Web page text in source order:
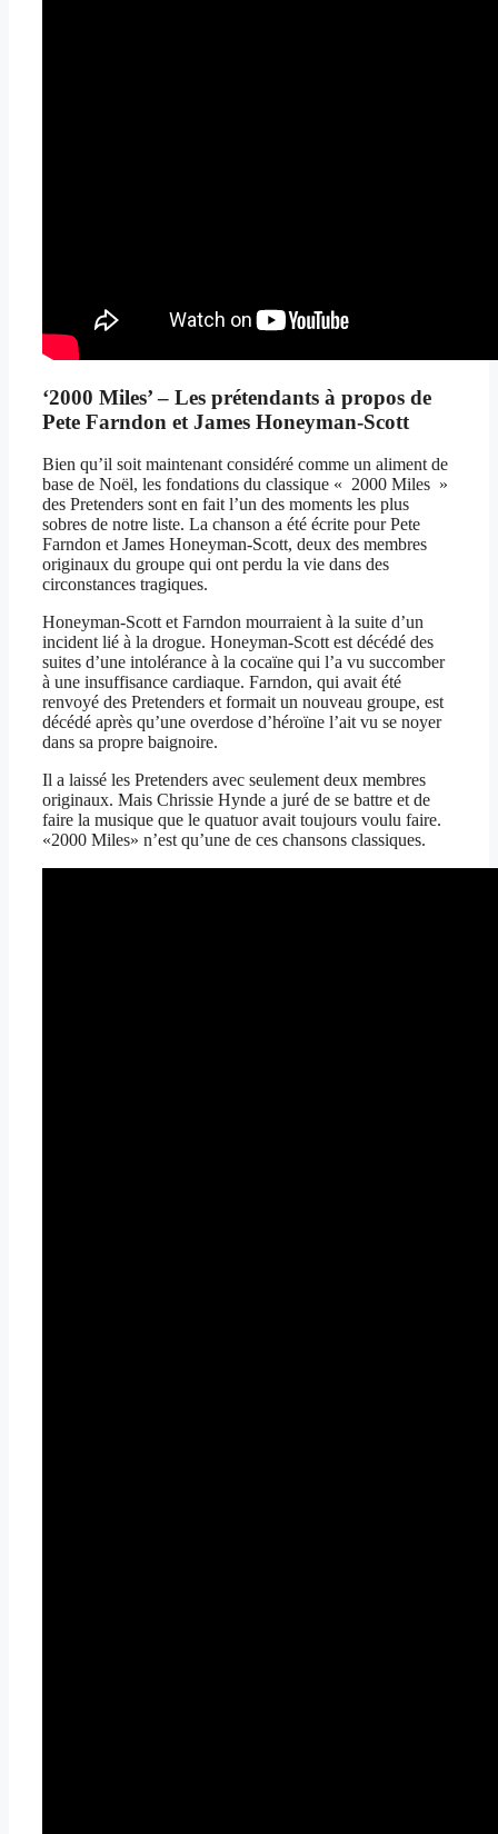
‘2000 Miles’ – Les prétendants à propos de
Pete Farndon et James Honeyman-Scott
Bien qu’il soit maintenant considéré comme un aliment de
base de Noël, les fondations du classique « 2000 Miles »
des Pretenders sont en fait l’un des moments les plus
sobres de notre liste. La chanson a été écrite pour Pete
Farndon et James Honeyman-Scott, deux des membres
originaux du groupe qui ont perdu la vie dans des
circonstances tragiques.
Honeyman-Scott et Farndon mourraient à la suite d’un
incident lié à la drogue. Honeyman-Scott est décédé des
suites d’une intolérance à la cocaïne qui l’a vu succomber
à une insuffisance cardiaque. Farndon, qui avait été
renvoyé des Pretenders et formait un nouveau groupe, est
décédé après qu’une overdose d’héroïne l’ait vu se noyer
dans sa propre baignoire.
Il a laissé les Pretenders avec seulement deux membres
originaux. Mais Chrissie Hynde a juré de se battre et de
faire la musique que le quatuor avait toujours voulu faire.
«2000 Miles» n’est qu’une de ces chansons classiques.